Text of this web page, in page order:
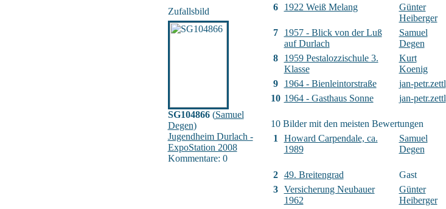
Zufallsbild
SG104866(Samuel
Degen)
Jugendheim Durlach -
ExpoStation 2008
Kommentare: 0
6 1922 Weiß Melang
Günter
Heiberger
7
1957 - Blick von der Luß
auf Durlach
Samuel
Degen
8
1959 Pestalozzischule 3.
Klasse
Kurt
Koenig
9 1964 - Bienleintorstraße jan-petr.zettl
10 1964 - Gasthaus Sonne jan-petr.zettl
10 Bilder mit den meisten Bewertungen
1
Howard Carpendale, ca.
1989
Samuel
Degen
2 49. Breitengrad Gast
3
Versicherung Neubauer
1962
Günter
Heiberger